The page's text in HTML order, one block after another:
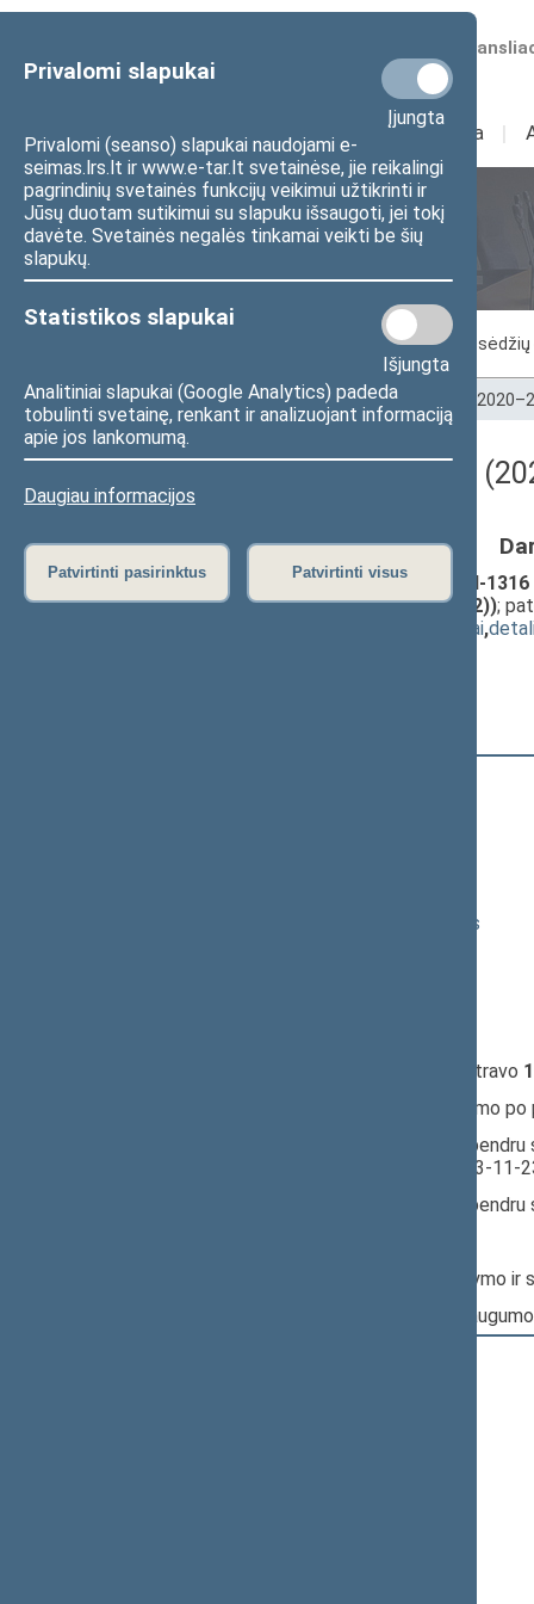
Privalomi slapukai
Įjungta
Privalomi (seanso) slapukai naudojami e-
seimas.lrs.lt ir www.e-tar.lt svetainėse, jie reikalingi
pagrindinių svetainės funkcijų veikimui užtikrinti ir
Jūsų duotam sutikimui su slapuku išsaugoti, jei tokį
davėte. Svetainės negalės tinkamai veikti be šių
slapukų.
Statistikos slapukai
Išjungta
Analitiniai slapukai (Google Analytics) padeda
tobulinti svetainę, renkant ir analizuojant informaciją
apie jos lankomumą.
Daugiau informacijos
Patvirtinti pasirinktus Patvirtinti visus
Numatomos
Sudėtis Veikla I
Seimo posėdžiai
Posėdžiai
Pradžia>Seimo posėdžiai>Kadencijos
Darbotvarkės klausimas
Valstybės tarnybos įstatymo Nr. VIII-
įstatymo projektas (Nr. XIVP-2923(2));
susiję dokumentai,
Kasparas Adomaitis
(užsiregistravo
dėl pritarimo
Įvyko balsavimas. Pritarta
Seimo posėdyje datą - 2023-11-
Įvyko balsavimas. Pritarta
Pagrindinis: Valstybės valdymo
Papildomas: Nacionalinio